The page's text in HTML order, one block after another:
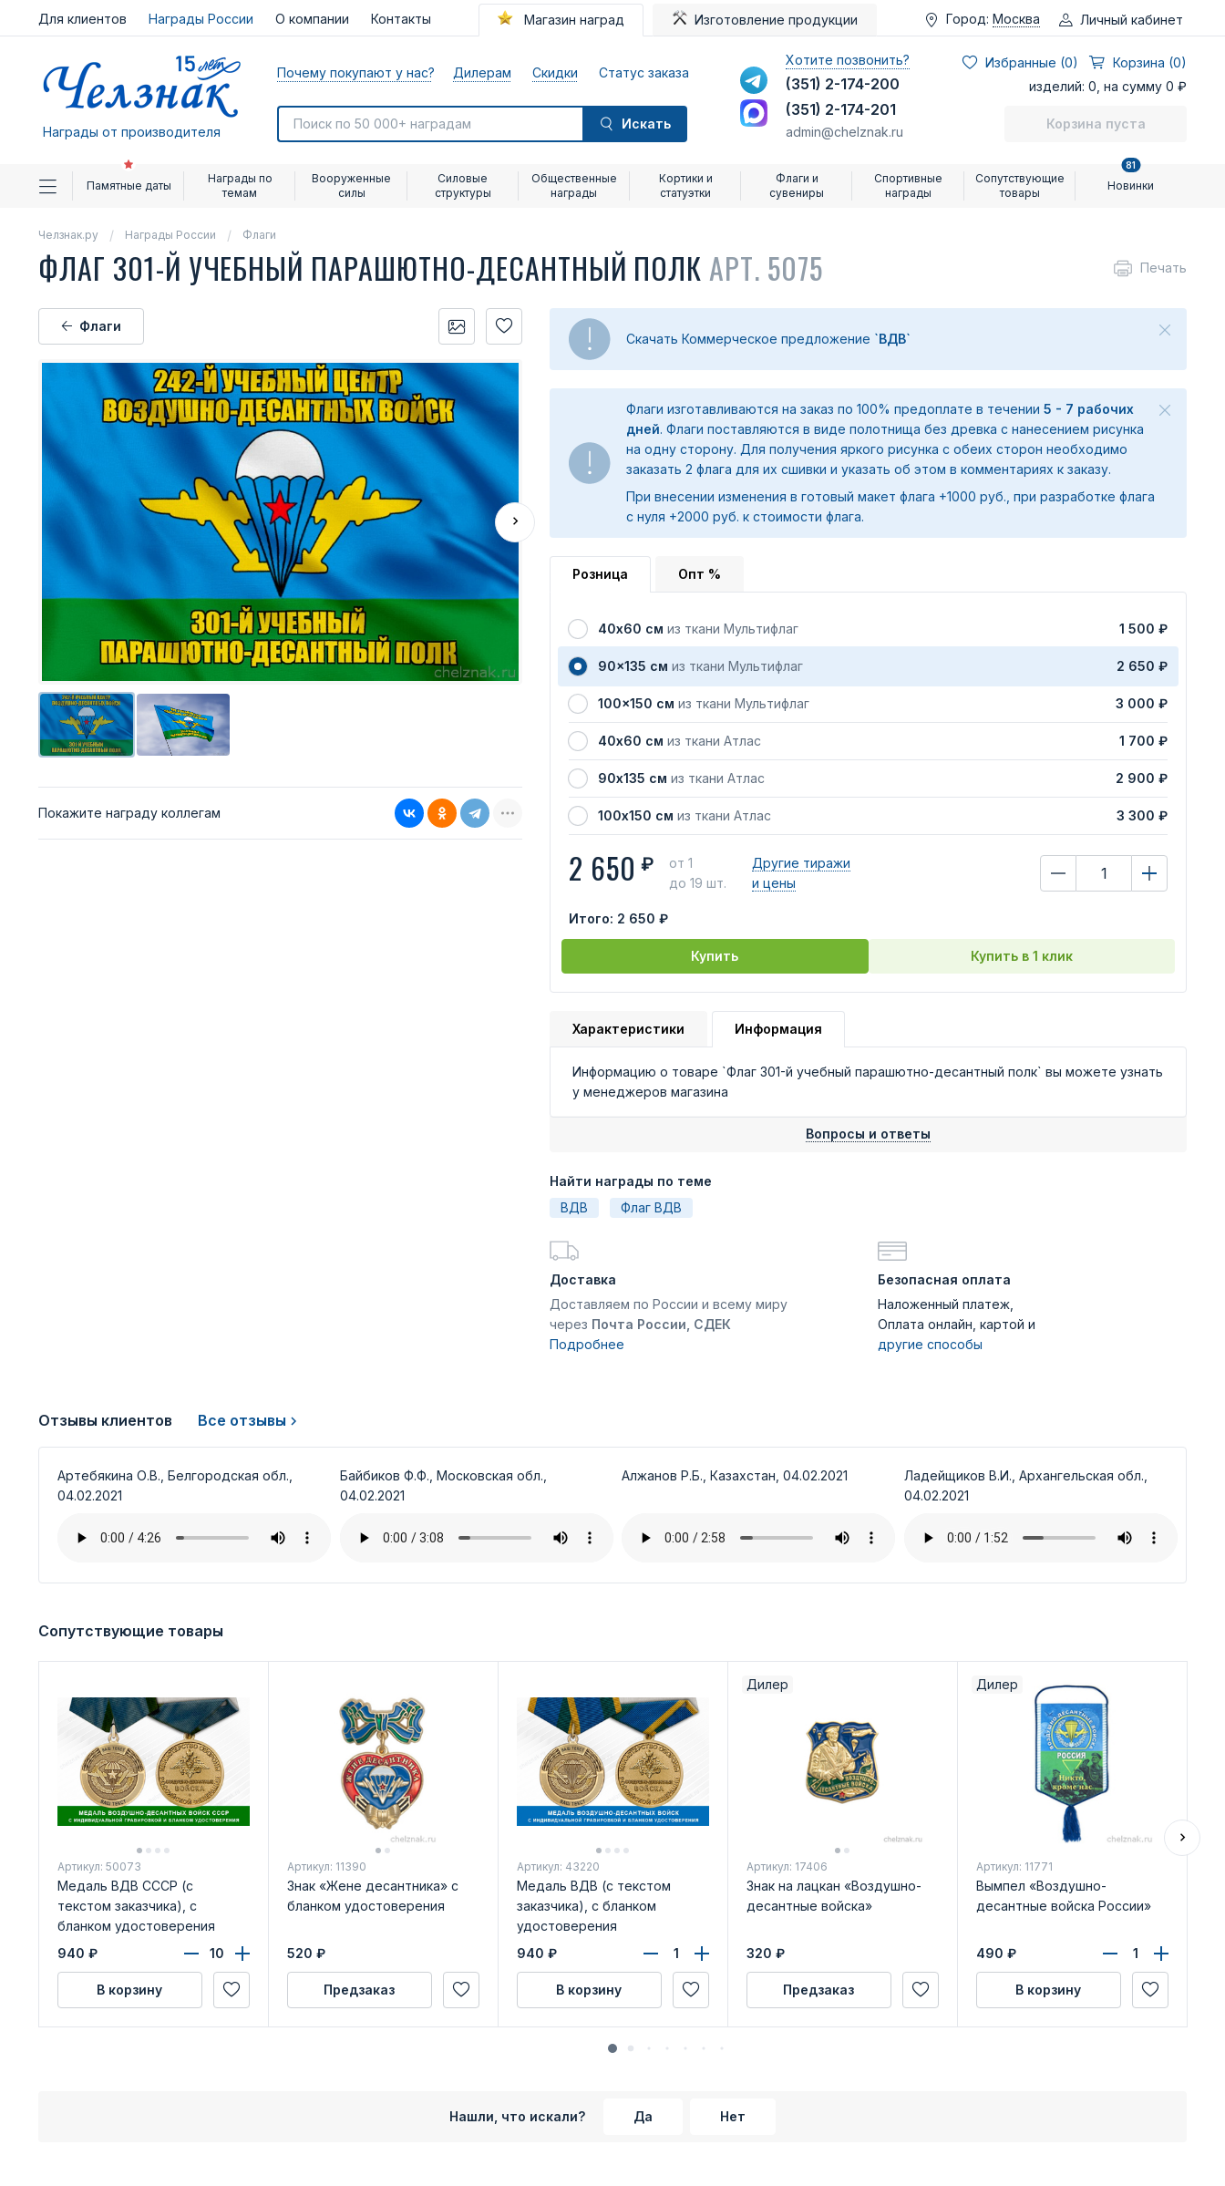
Для клиентов Награды России О компании Контакты Магазин наград Изготовление продукции Город: Москва Личный кабинет
Награды от производителя
Почему покупают у нас? Дилерам Скидки Статус заказа
Искать
Хотите позвонить?
(351) 2-174-200
(351) 2-174-201
admin@chelznak.ru
Избранные (0)
Корзина (0)
изделий: 0, на сумму 0 ₽
Корзина пуста
Памятные даты
Награды по
темам
Вооруженные
силы
Силовые
структуры
Общественные
награды
Кортики и
статуэтки
Флаги и
сувениры
Спортивные
награды
Сопутствующие
товары
Новинки
81
Челзнак.ру Награды России Флаги
ФЛАГ 301-Й УЧЕБНЫЙ ПАРАШЮТНО-ДЕСАНТНЫЙ ПОЛК АРТ. 5075 Печать
Флаги
Покажите награду коллегам
Скачать Коммерческое предложение `ВДВ`
Флаги изготавливаются на заказ по 100% предоплате в течении 5 - 7 рабочих
дней. Флаги поставляются в виде полотнища без древка с нанесением рисунка
на одну сторону. Для получения яркого рисунка с обеих сторон необходимо
заказать 2 флага для их сшивки и указать об этом в комментариях к заказу.
При внесении изменения в готовый макет флага +1000 руб., при разработке флага
с нуля +2000 руб. к стоимости флага.
Розница Опт %
40х60 см из ткани Мультифлаг 1 500 ₽
90x135 см из ткани Мультифлаг 2 650 ₽
100x150 см из ткани Мультифлаг 3 000 ₽
40х60 см из ткани Атлас 1 700 ₽
90х135 см из ткани Атлас 2 900 ₽
100х150 см из ткани Атлас 3 300 ₽
2 650 ₽
от 1
до 19 шт.
Другие тиражи
и цены
Итого: 2 650 ₽
Купить Купить в 1 клик
Характеристики Информация
Информацию о товаре `Флаг 301-й учебный парашютно-десантный полк` вы можете узнать
у менеджеров магазина
Вопросы и ответы
Найти награды по теме
ВДВ
Флаг ВДВ
Доставка
Доставляем по России и всему миру
через Почта России, СДЕК
Подробнее
Безопасная оплата
Наложенный платеж,
Оплата онлайн, картой и
другие способы
Отзывы клиентов Все отзывы
Артебякина О.В., Белгородская обл.,
04.02.2021
Байбиков Ф.Ф., Московская обл.,
04.02.2021
Алжанов Р.Б., Казахстан, 04.02.2021
Ладейщиков В.И., Архангельская обл.,
04.02.2021
Сопутствующие товары
Артикул: 50073
Медаль ВДВ СССР (с
текстом заказчика), с
бланком удостоверения
940 ₽
В корзину
Артикул: 11390
Знак «Жене десантника» с
бланком удостоверения
520 ₽
Предзаказ
Артикул: 43220
Медаль ВДВ (с текстом
заказчика), с бланком
удостоверения
940 ₽
В корзину
Дилер
Артикул: 17406
Знак на лацкан «Воздушно-
десантные войска»
320 ₽
Предзаказ
Дилер
Артикул: 11771
Вымпел «Воздушно-
десантные войска России»
490 ₽
В корзину
Нашли, что искали? Да Нет